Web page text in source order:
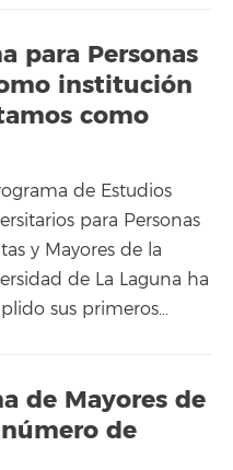
para Personas
institución
como
de Estudios
para Personas
y Mayores de la
de La Laguna ha
sus primeros…
de Mayores de
de